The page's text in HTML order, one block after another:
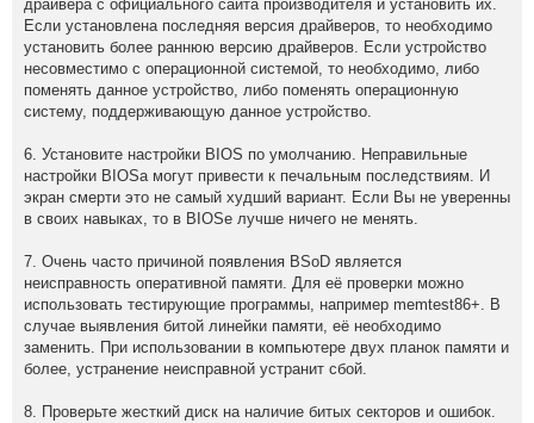
драйвера с официального сайта производителя и установить их.
Если установлена последняя версия драйверов, то необходимо
установить более раннюю версию драйверов. Если устройство
несовместимо с операционной системой, то необходимо, либо
поменять данное устройство, либо поменять операционную
систему, поддерживающую данное устройство.
6. Установите настройки BIOS по умолчанию. Неправильные
настройки BIOSа могут привести к печальным последствиям. И
экран смерти это не самый худший вариант. Если Вы не уверенны
в своих навыках, то в BIOSе лучше ничего не менять.
7. Очень часто причиной появления BSoD является
неисправность оперативной памяти. Для её проверки можно
использовать тестирующие программы, например memtest86+. В
случае выявления битой линейки памяти, её необходимо
заменить. При использовании в компьютере двух планок памяти и
более, устранение неисправной устранит сбой.
8. Проверьте жесткий диск на наличие битых секторов и ошибок.